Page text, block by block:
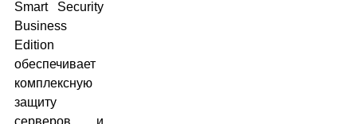
Smаrt Sеcurity
Businеss
Editiоn
обеспечивает
комплексную
защиту
серверов и